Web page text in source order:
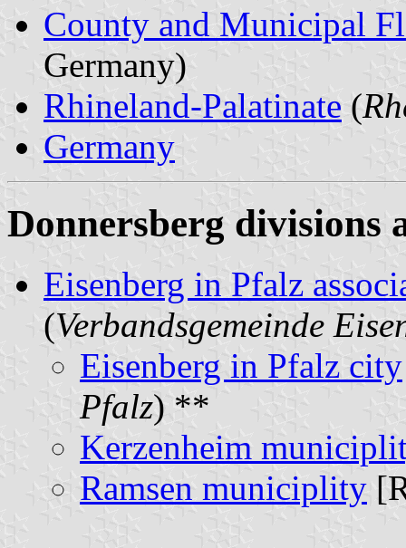
County and Municipal
Germany)
Rhineland-Palatinate (
Germany
Donnersberg divisions
Eisenberg in Pfalz
(Verbandsgemeinde
Eisenberg in Pfalz city
Pfalz) **
Kerzenheim
Ramsen municiplity